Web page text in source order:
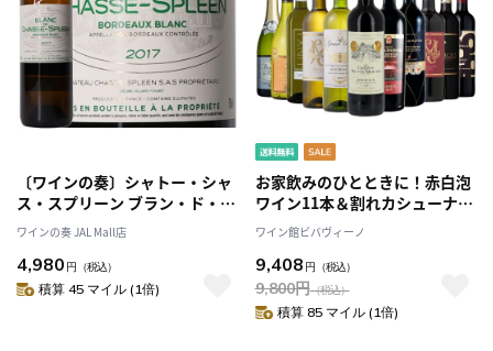
〔ワインの奏〕シャトー・シャ
ス・スプリーン ブラン・ド・シ
ャス・スプリーン 2017/
CHATEAU CHASSE SPLEEN
BLANC DE CHASSE SPLEEN
2017
ワインの奏 JAL Mall店
4,980 円 （税込）
積算 45 マイル (1倍)
お家飲みのひとときに！赤白泡
ワイン11本＆割れカシューナッ
ツセット
ワイン館ビバヴィーノ
9,408 円 （税込）
9,800円（税込）
積算 85 マイル (1倍)